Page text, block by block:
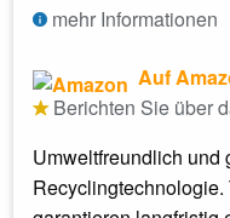
mehr Informationen
Auf
Berichten Sie über
Umweltfreundlich und